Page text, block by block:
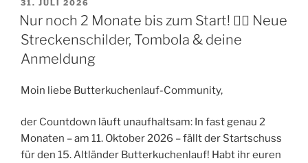
VERÖFFENTLICHT
AM
31. JULI 2026
Nur noch 2 Monate bis zum Start! 🏃‍♀️ Neue
Streckenschilder, Tombola & deine
Anmeldung
Moin liebe Butterkuchenlauf-Community,
der Countdown läuft unaufhaltsam: In fast genau 2
Monaten – am 11. Oktober 2026 – fällt der Startschuss
für den 15. Altländer Butterkuchenlauf! Habt ihr euren